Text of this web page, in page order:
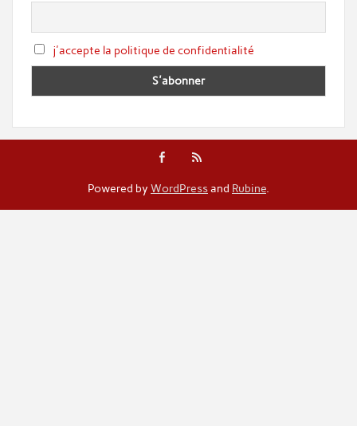
j'accepte la politique de confidentialité
Powered by WordPressand Rubine.